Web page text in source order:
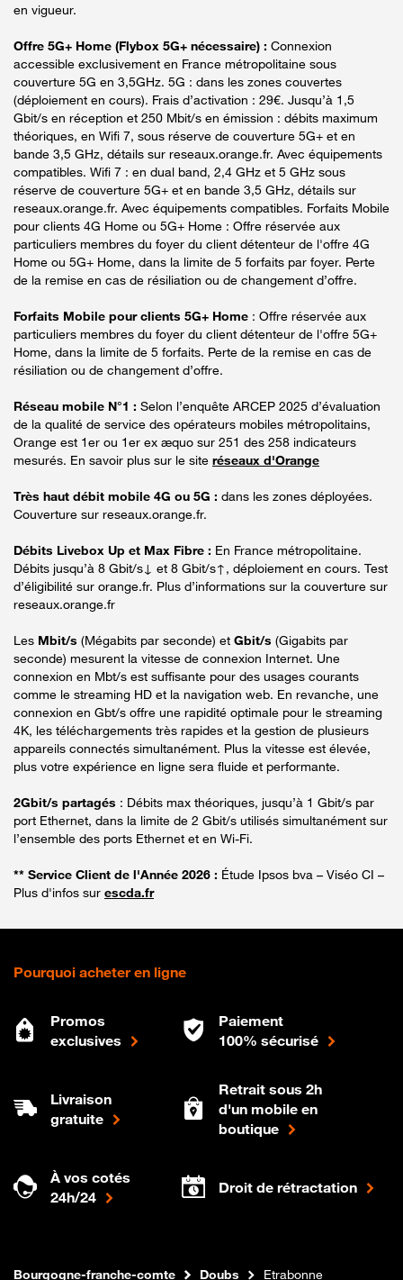
en vigueur.
Offre 5G+ Home (Flybox 5G+ nécessaire) : Connexion
accessible exclusivement en France métropolitaine sous
couverture 5G en 3,5GHz. 5G : dans les zones couvertes
(déploiement en cours). Frais d’activation : 29€. Jusqu’à 1,5
Gbit/s en réception et 250 Mbit/s en émission : débits maximum
théoriques, en Wifi 7, sous réserve de couverture 5G+ et en
bande 3,5 GHz, détails sur reseaux.orange.fr. Avec équipements
compatibles. Wifi 7 : en dual band, 2,4 GHz et 5 GHz sous
réserve de couverture 5G+ et en bande 3,5 GHz, détails sur
reseaux.orange.fr. Avec équipements compatibles. Forfaits Mobile
pour clients 4G Home ou 5G+ Home : Offre réservée aux
particuliers membres du foyer du client détenteur de l'offre 4G
Home ou 5G+ Home, dans la limite de 5 forfaits par foyer. Perte
de la remise en cas de résiliation ou de changement d’offre.
Forfaits Mobile pour clients 5G+ Home : Offre réservée aux
particuliers membres du foyer du client détenteur de l'offre 5G+
Home, dans la limite de 5 forfaits. Perte de la remise en cas de
résiliation ou de changement d’offre.
Réseau mobile N°1 : Selon l’enquête ARCEP 2025 d’évaluation
de la qualité de service des opérateurs mobiles métropolitains,
Orange est 1er ou 1er ex æquo sur 251 des 258 indicateurs
mesurés. En savoir plus sur le site réseaux d'Orange
Très haut débit mobile 4G ou 5G : dans les zones déployées.
Couverture sur reseaux.orange.fr.
Débits Livebox Up et Max Fibre : En France métropolitaine.
Débits jusqu’à 8 Gbit/s↓ et 8 Gbit/s↑, déploiement en cours. Test
d’éligibilité sur orange.fr. Plus d’informations sur la couverture sur
reseaux.orange.fr
Les Mbit/s (Mégabits par seconde) et Gbit/s (Gigabits par
seconde) mesurent la vitesse de connexion Internet. Une
connexion en Mbt/s est suffisante pour des usages courants
comme le streaming HD et la navigation web. En revanche, une
connexion en Gbt/s offre une rapidité optimale pour le streaming
4K, les téléchargements très rapides et la gestion de plusieurs
appareils connectés simultanément. Plus la vitesse est élevée,
plus votre expérience en ligne sera fluide et performante.
2Gbit/s partagés : Débits max théoriques, jusqu’à 1 Gbit/s par
port Ethernet, dans la limite de 2 Gbit/s utilisés simultanément sur
l’ensemble des ports Ethernet et en Wi-Fi.
** Service Client de l'Année 2026 : Étude Ipsos bva – Viséo CI –
Plus d'infos sur escda.fr
Pourquoi acheter en ligne
Promos
exclusives
Paiement
100% sécurisé
Livraison
gratuite
Retrait sous 2h
d'un mobile en
boutique
À vos cotés
24h/24
Droit de rétractation
Boutique Orange
Internet fibre
Bourgogne-franche-comte Doubs Etrabonne